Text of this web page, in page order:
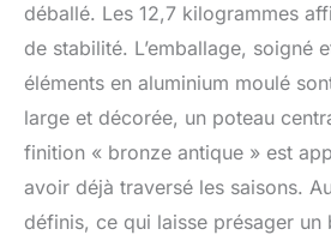
déballé. Les 12,7 kilogrammes
de stabilité. L’emballage, soigné
éléments en aluminium moulé
large et décorée, un poteau
finition « bronze antique » est
avoir déjà traversé les saisons.
définis, ce qui laisse présager un